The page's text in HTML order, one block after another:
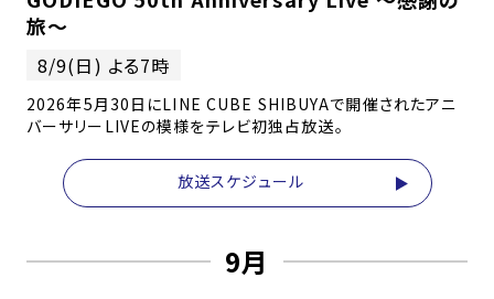
旅〜
8/9(日) よる7時
2026年5月30日にLINE CUBE SHIBUYAで開催されたアニ
バーサリーLIVEの模様をテレビ初独占放送。
放送スケジュール
9月